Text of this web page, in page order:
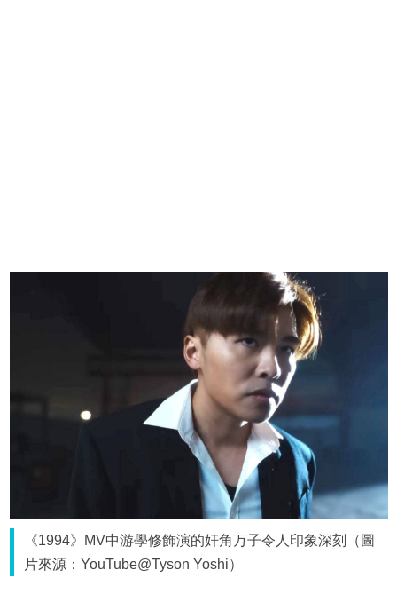
《1994》MV中游學修飾演的奸角万子令人印象深刻（圖
片來源：YouTube@Tyson Yoshi）